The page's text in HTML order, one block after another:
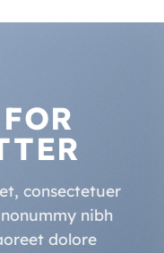
consectetuer
nibh
dolore